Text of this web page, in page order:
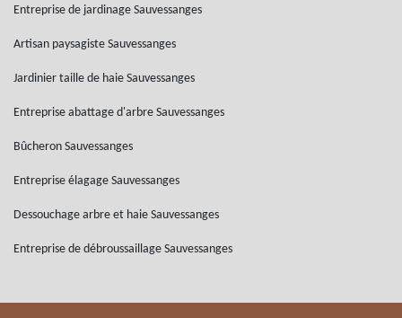
Entreprise de jardinage Sauvessanges
Artisan paysagiste Sauvessanges
Jardinier taille de haie Sauvessanges
Entreprise abattage d'arbre Sauvessanges
Bûcheron Sauvessanges
Entreprise élagage Sauvessanges
Dessouchage arbre et haie Sauvessanges
Entreprise de débroussaillage Sauvessanges